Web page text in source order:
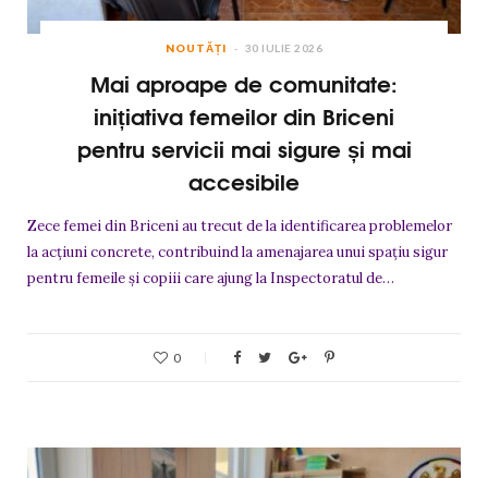
NOUTĂȚI 30 IULIE 2026
Mai aproape de comunitate:
inițiativa femeilor din Briceni
pentru servicii mai sigure și mai
accesibile
Zece femei din Briceni au trecut de la identificarea problemelor
la acțiuni concrete, contribuind la amenajarea unui spațiu sigur
pentru femeile și copiii care ajung la Inspectoratul de…
0